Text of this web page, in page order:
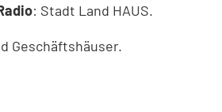
: Stadt Land HAUS.
Geschäftshäuser.